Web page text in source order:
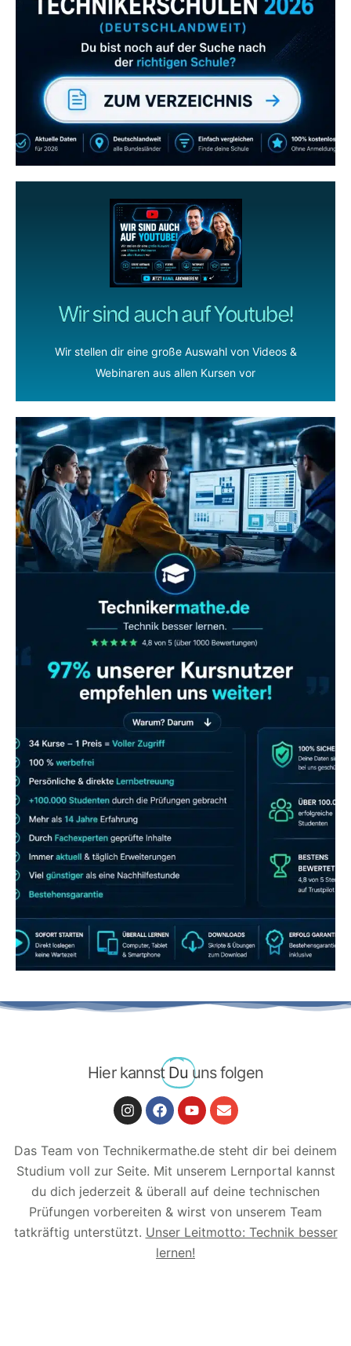
Wir sind auch auf Youtube!
Wir stellen dir eine große Auswahl von Videos &
Webinaren aus allen Kursen vor
Abonniere uns auch
gerne
wenn dir unsere Videos gefallen!
ZUM YOUTUBE KANAL
LERNEN
Hier kannst Du uns folgen
Das Team von Technikermathe.de steht dir bei deinem
Studium voll zur Seite. Mit unserem Lernportal kannst
du dich jederzeit & überall auf deine technischen
Prüfungen vorbereiten & wirst von unserem Team
tatkräftig unterstützt. Unser Leitmotto: Technik besser
lernen!